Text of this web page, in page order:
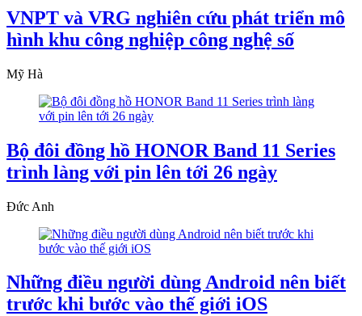
VNPT và VRG nghiên cứu phát triển mô
hình khu công nghiệp công nghệ số
Mỹ Hà
Bộ đôi đồng hồ HONOR Band 11 Series
trình làng với pin lên tới 26 ngày
Đức Anh
Những điều người dùng Android nên biết
trước khi bước vào thế giới iOS